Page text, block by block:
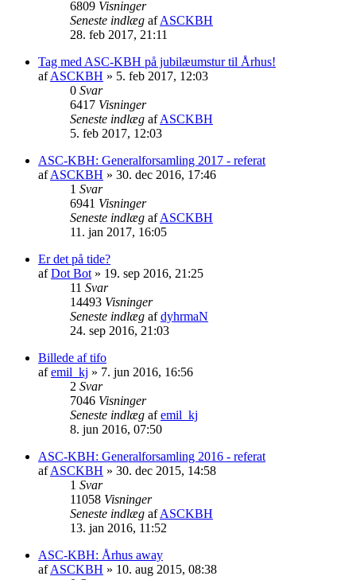
6809 Visninger
Seneste indlæg afASCKBH
28. feb 2017, 21:11
Tag med ASC-KBH på jubilæumstur til Århus!
afASCKBH » 5. feb 2017, 12:03
0 Svar
6417 Visninger
Seneste indlæg afASCKBH
5. feb 2017, 12:03
ASC-KBH: Generalforsamling 2017 - referat
afASCKBH » 30. dec 2016, 17:46
1 Svar
6941 Visninger
Seneste indlæg afASCKBH
11. jan 2017, 16:05
Er det på tide?
afDot Bot » 19. sep 2016, 21:25
11 Svar
14493 Visninger
Seneste indlæg afdyhrmaN
24. sep 2016, 21:03
Billede af tifo
afemil_kj » 7. jun 2016, 16:56
2 Svar
7046 Visninger
Seneste indlæg afemil_kj
8. jun 2016, 07:50
ASC-KBH: Generalforsamling 2016 - referat
afASCKBH » 30. dec 2015, 14:58
1 Svar
11058 Visninger
Seneste indlæg afASCKBH
13. jan 2016, 11:52
ASC-KBH: Århus away
afASCKBH » 10. aug 2015, 08:38